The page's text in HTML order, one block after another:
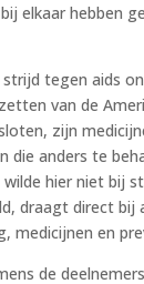
elkaar hebben
tegen aids
van de
zijn
die anders te
wilde hier niet bij
draagt direct bij
medicijnen en
de